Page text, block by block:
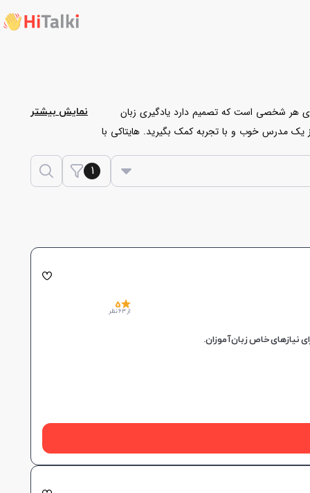
هر شخصی است که تصمیم دارد یادگیری زبان
یک مدرس خوب و با تجربه کمک بگیرید. هایتاکی با
نمایش بیشتر
1
5
از 63 نظر